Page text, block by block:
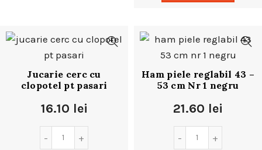
Jucarie cerc cu
clopotel pt pasari
16.10 lei
Ham piele reglabil 43 –
53 cm Nr 1 negru
21.60 lei